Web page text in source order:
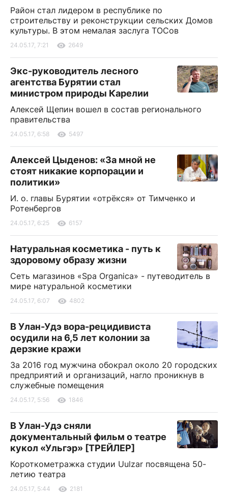
Район стал лидером в республике по
строительству и реконструкции сельских Домов
культуры. В этом немалая заслуга ТОСов
24.05.17, 7:21 2649
Экс-руководитель лесного
агентства Бурятии стал
министром природы Карелии
Алексей Щепин вошел в состав регионального
правительства
24.05.17, 6:58 5497
Алексей Цыденов: «За мной не
стоят никакие корпорации и
политики»
И. о. главы Бурятии «отрёкся» от Тимченко и
Ротенбергов
24.05.17, 6:25 6157
Натуральная косметика - путь к
здоровому образу жизни
Сеть магазинов «Spa Organica» - путеводитель в
мире натуральной косметики
24.05.17, 6:07 4802
В Улан-Удэ вора-рецидивиста
осудили на 6,5 лет колонии за
дерзкие кражи
За 2016 год мужчина обокрал около 20 городских
предприятий и организаций, нагло проникнув в
служебные помещения
24.05.17, 5:56 1846
В Улан-Удэ сняли
документальный фильм о театре
кукол «Ульгэр» [ТРЕЙЛЕР]
Короткометражка студии Uulzar посвящена 50-
летию театра
24.05.17, 5:44 2181